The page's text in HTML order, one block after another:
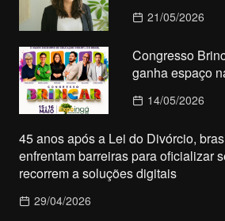
21/05/2026
Congresso
ganha espaço
14/05/2026
45 anos após a Lei do Divórcio,
enfrentam barreiras para oficializar
recorrem a soluções digitais
29/04/2026